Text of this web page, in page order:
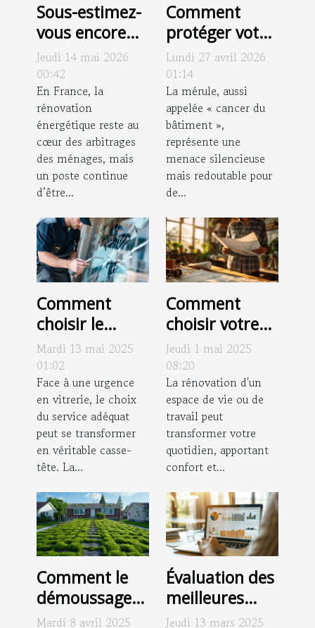
Sous-estimez-
vous encore
l’impact d’une
rénovation de
toiture sur
votre confort ?
Jeudi 14 mai 2026
00:42
En France, la
rénovation
énergétique reste au
cœur des arbitrages
des ménages, mais
un poste continue
d’être...
Comment
protéger votre
maison contre
l'invasion de la
mérule ?
Lundi 27 avril 2026
01:14
La mérule, aussi
appelée « cancer du
bâtiment »,
représente une
menace silencieuse
mais redoutable pour
de...
Comment
choisir le
meilleur
service de
vitrerie pour
urgences
Mardi 13 mai 2025
01:02
Face à une urgence
en vitrerie, le choix
du service adéquat
peut se transformer
en véritable casse-
tête. La...
Comment
choisir votre
partenaire
pour des
travaux de
rénovation
réussis
Jeudi 1 mai 2025
08:20
La rénovation d'un
espace de vie ou de
travail peut
transformer votre
quotidien, apportant
confort et...
Comment le
démoussage
prolonge la
Mardi 8 avril 2025
Évaluation des
meilleures
pratiques pour
Jeudi 13 mars 2025